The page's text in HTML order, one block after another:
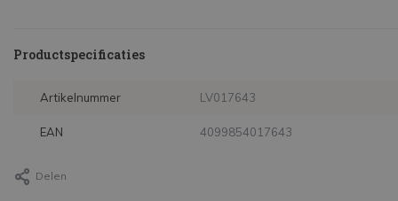
Productspecificaties
Artikelnummer LV017643
EAN 4099854017643
Delen